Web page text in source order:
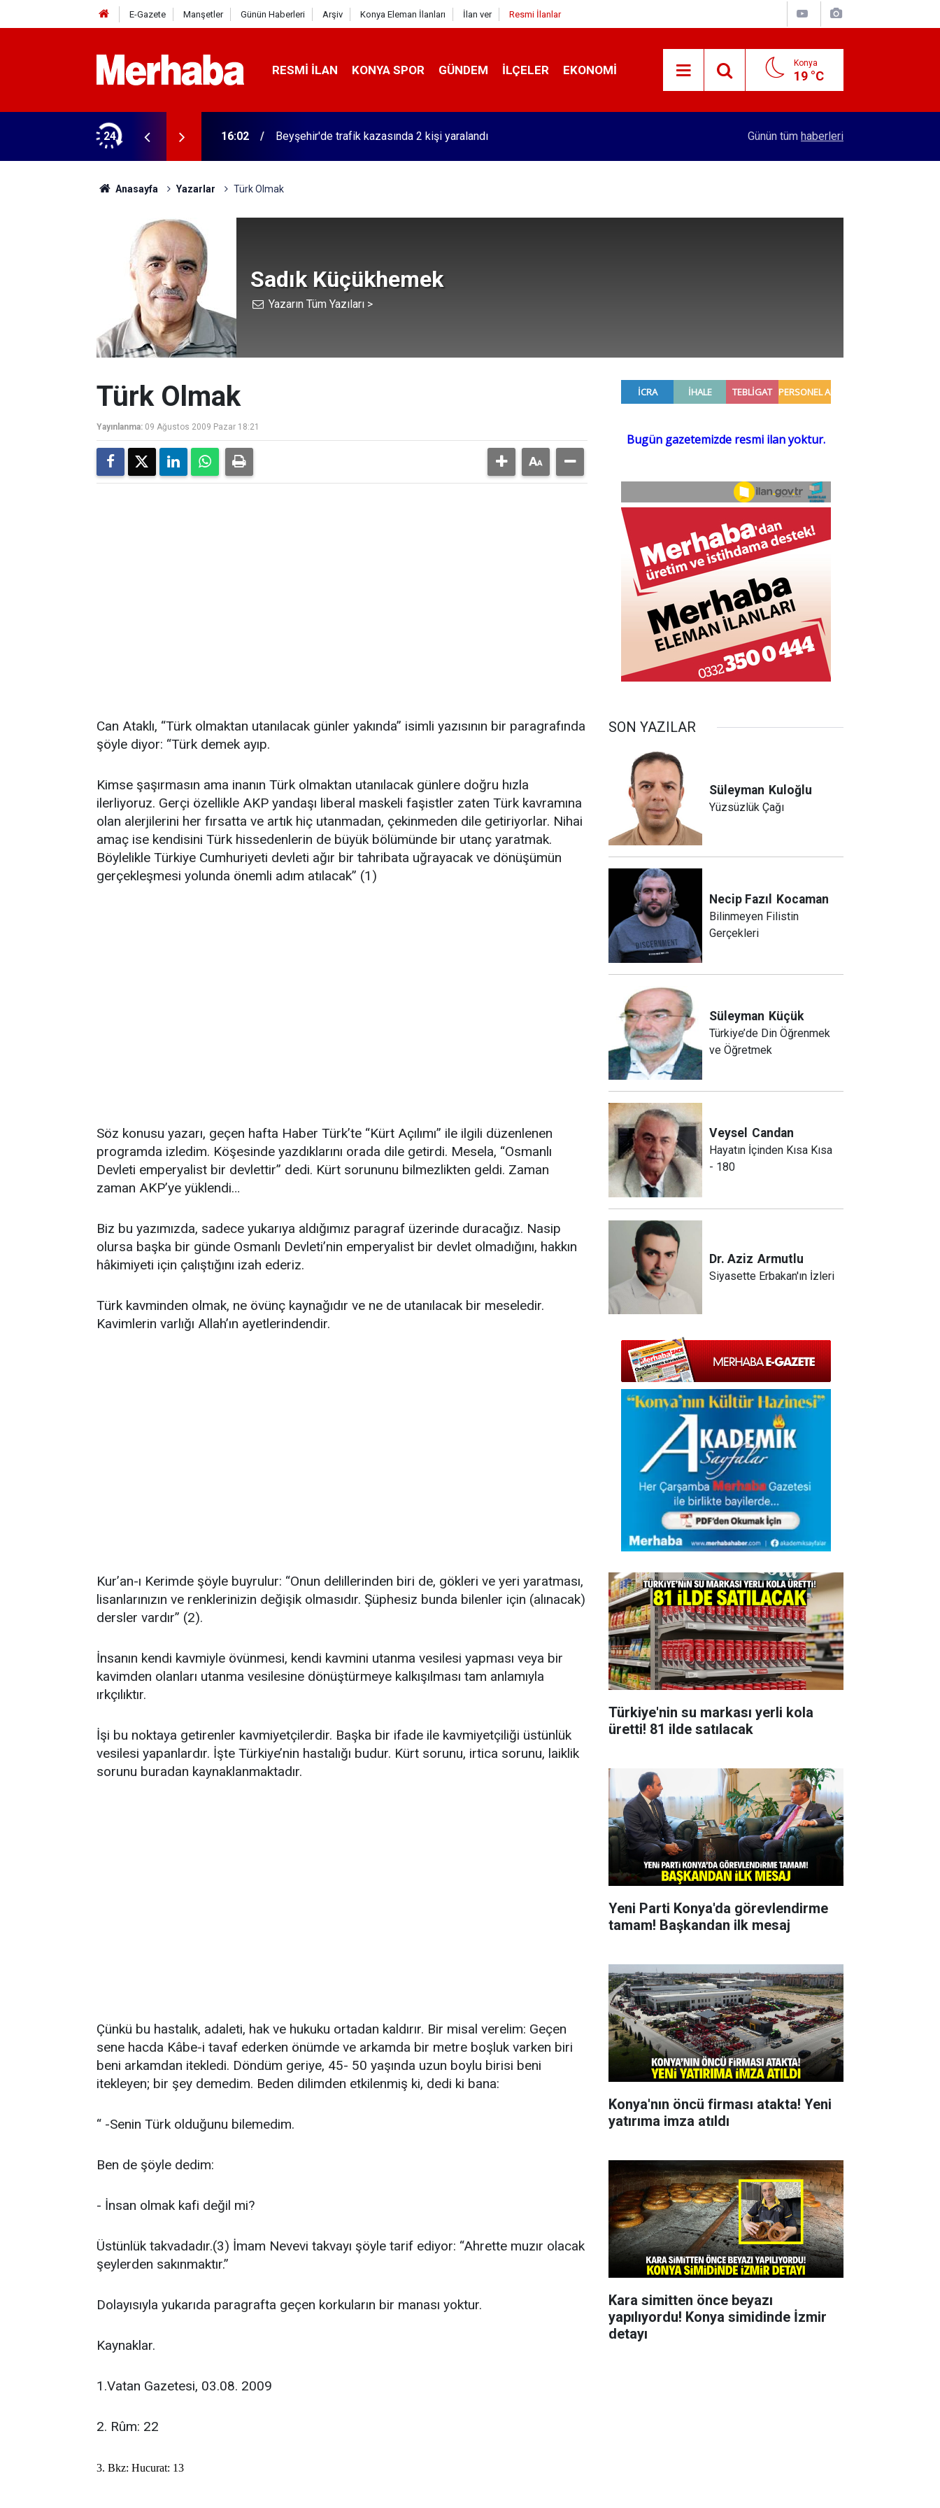
E-Gazete Manşetler Günün Haberleri Arşiv Konya Eleman İlanları İlan ver Resmi İlanlar
RESMI İLAN KONYA SPOR GÜNDEM İLÇELER EKONOMI Konya
19 °C
24
tamam! Başkandan ilk mesaj 16:02 Beyşehir'de trafik kazasında 2 kişi yaralandı Konya'nın öncü firması atakta! Yeni yatırıma
Günün tüm haberleri
Anasayfa Yazarlar Türk Olmak
Sadık Küçükhemek
Yazarın Tüm Yazıları >
Türk Olmak
Yayınlanma: 09 Ağustos 2009 Pazar 18:21
Can Ataklı, “Türk olmaktan utanılacak günler yakında” isimli yazısının bir paragrafında
şöyle diyor: “Türk demek ayıp.
Kimse şaşırmasın ama inanın Türk olmaktan utanılacak günlere doğru hızla
ilerliyoruz. Gerçi özellikle AKP yandaşı liberal maskeli faşistler zaten Türk kavramına
olan alerjilerini her fırsatta ve artık hiç utanmadan, çekinmeden dile getiriyorlar. Nihai
amaç ise kendisini Türk hissedenlerin de büyük bölümünde bir utanç yaratmak.
Böylelikle Türkiye Cumhuriyeti devleti ağır bir tahribata uğrayacak ve dönüşümün
gerçekleşmesi yolunda önemli adım atılacak” (1)
Söz konusu yazarı, geçen hafta Haber Türk’te “Kürt Açılımı” ile ilgili düzenlenen
programda izledim. Köşesinde yazdıklarını orada dile getirdi. Mesela, “Osmanlı
Devleti emperyalist bir devlettir” dedi. Kürt sorununu bilmezlikten geldi. Zaman
zaman AKP’ye yüklendi…
Biz bu yazımızda, sadece yukarıya aldığımız paragraf üzerinde duracağız. Nasip
olursa başka bir günde Osmanlı Devleti’nin emperyalist bir devlet olmadığını, hakkın
hâkimiyeti için çalıştığını izah ederiz.
Türk kavminden olmak, ne övünç kaynağıdır ve ne de utanılacak bir meseledir.
Kavimlerin varlığı Allah’ın ayetlerindendir.
Kur’an-ı Kerimde şöyle buyrulur: “Onun delillerinden biri de, gökleri ve yeri yaratması,
lisanlarınızın ve renklerinizin değişik olmasıdır. Şüphesiz bunda bilenler için (alınacak)
dersler vardır” (2).
İnsanın kendi kavmiyle övünmesi, kendi kavmini utanma vesilesi yapması veya bir
kavimden olanları utanma vesilesine dönüştürmeye kalkışılması tam anlamıyla
ırkçılıktır.
İşi bu noktaya getirenler kavmiyetçilerdir. Başka bir ifade ile kavmiyetçiliği üstünlük
vesilesi yapanlardır. İşte Türkiye’nin hastalığı budur. Kürt sorunu, irtica sorunu, laiklik
sorunu buradan kaynaklanmaktadır.
Çünkü bu hastalık, adaleti, hak ve hukuku ortadan kaldırır. Bir misal verelim: Geçen
sene hacda Kâbe-i tavaf ederken önümde ve arkamda bir metre boşluk varken biri
beni arkamdan itekledi. Döndüm geriye, 45- 50 yaşında uzun boylu birisi beni
itekleyen; bir şey demedim. Beden dilimden etkilenmiş ki, dedi ki bana:
“ -Senin Türk olduğunu bilemedim.
Ben de şöyle dedim:
- İnsan olmak kafi değil mi?
Üstünlük takvadadır.(3) İmam Nevevi takvayı şöyle tarif ediyor: “Ahrette muzır olacak
şeylerden sakınmaktır.”
Dolayısıyla yukarıda paragrafta geçen korkuların bir manası yoktur.
Kaynaklar.
1.Vatan Gazetesi, 03.08. 2009
2. Rûm: 22
3. Bkz: Hucurat: 13
SON YAZILAR
Süleyman Kuloğlu
Yüzsüzlük Çağı
Necip Fazıl Kocaman
Bilinmeyen Filistin
Gerçekleri
Süleyman Küçük
Türkiye’de Din Öğrenmek
ve Öğretmek
Veysel Candan
Hayatın İçinden Kısa Kısa
- 180
Dr. Aziz Armutlu
Siyasette Erbakan'ın İzleri
Türkiye'nin su markası yerli kola
üretti! 81 ilde satılacak
Yeni Parti Konya'da görevlendirme
tamam! Başkandan ilk mesaj
Konya'nın öncü firması atakta! Yeni
yatırıma imza atıldı
Kara simitten önce beyazı
yapılıyordu! Konya simidinde İzmir
detayı